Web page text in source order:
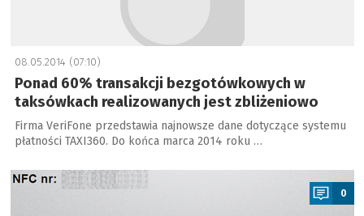
08.05.2014 (07:10)
Ponad 60% transakcji bezgotówkowych w
taksówkach realizowanych jest zbliżeniowo
Firma VeriFone przedstawia najnowsze dane dotyczące systemu
płatności TAXI360. Do końca marca 2014 roku …
a
0